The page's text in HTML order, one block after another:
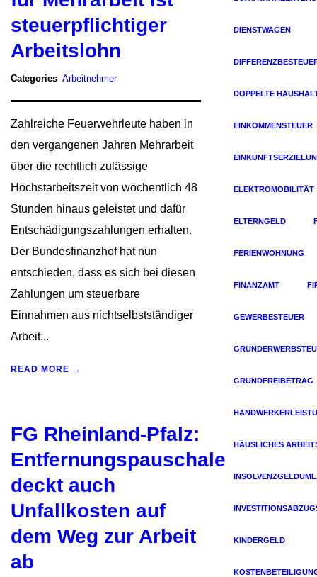
steuerpflichtiger
Arbeitslohn
Categories Arbeitnehmer
Zahlreiche Feuerwehrleute haben in
den vergangenen Jahren Mehrarbeit
über die rechtlich zulässige
Höchstarbeitszeit von wöchentlich 48
Stunden hinaus geleistet und dafür
Entschädigungszahlungen erhalten.
Der Bundesfinanzhof hat nun
entschieden, dass es sich bei diesen
Zahlungen um steuerbare
Einnahmen aus nichtselbstständiger
Arbeit...
READ MORE →
FG Rheinland-Pfalz:
Entfernungspauschale
deckt auch
Unfallkosten auf
dem Weg zur Arbeit
ab
DIENSTWAGEN
DOPPELTE
EINKOMMENSTEUER
ELEKTROMOBILITÄT
ELTERNGELD
FERIENWOHNUNG
FINANZAMT
GEWERBESTEUER
GRUNDFREIBETRAG
HÄUSLICHES
KINDERGELD